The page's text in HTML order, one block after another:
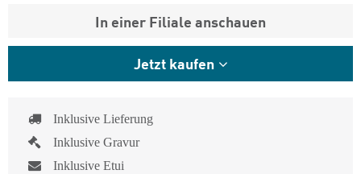
In einer Filiale anschauen
Jetzt kaufen
Inklusive Lieferung
Inklusive Gravur
Inklusive Etui